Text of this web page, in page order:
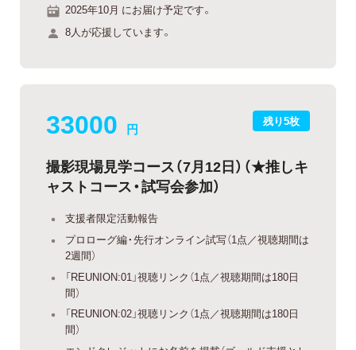
2025年10月 にお届け予定です。
8人が応援しています。
残り5枚
33000 円
撮影現場見学コース（7月12日）（★推しキ
ャストコース・試写会参加）
支援者限定活動報告
プロローグ編・先行オンライン試写（1点／視聴期間は
2週間）
「REUNION:01」視聴リンク（1点／視聴期間は180日
間）
「REUNION:02」視聴リンク（1点／視聴期間は180日
間）